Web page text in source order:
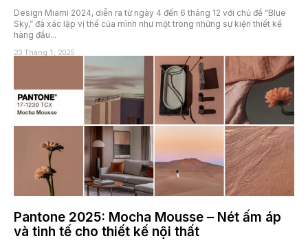
Design Miami 2024, diễn ra từ ngày 4 đến 6 tháng 12 với chủ đề “Blue
Sky,” đã xác lập vị thế của mình như một trong những sự kiện thiết kế
hàng đầu...
23 Tháng 1, 2025
Pantone 2025: Mocha Mousse – Nét ấm áp
và tinh tế cho thiết kế nội thất